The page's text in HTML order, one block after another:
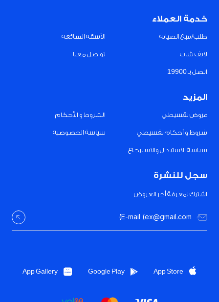
خدمة العملاء
طلب/تتبع الصيانة الأسئلة الشائعة
لايف شات تواصل معنا
اتصل بـ 19900
المزيد
عروض تقسيطي الشروط و الأحكام
شروط و أحكام تقسيطي سياسة الخصوصية
سياسة الاستبدال والاسترجاع
سجل للنشرة
اشترك لمعرفة أخر العروض
App Store
Google Play
App Gallery